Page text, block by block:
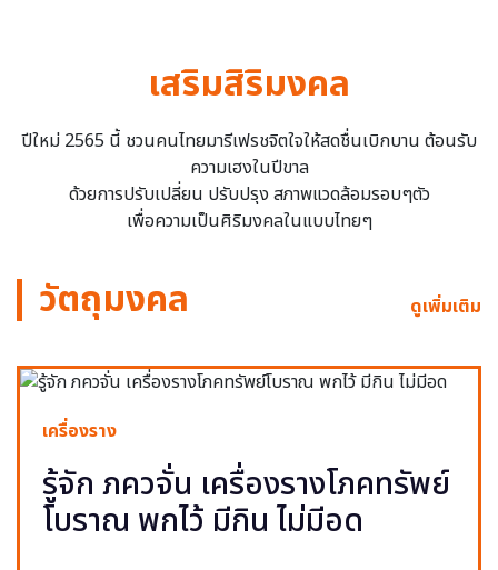
เสริมสิริมงคล
ปีใหม่ 2565 นี้ ชวนคนไทยมารีเฟรชจิตใจให้สดชื่นเบิกบาน ต้อนรับ
ความเฮงในปีขาล
ด้วยการปรับเปลี่ยน ปรับปรุง สภาพแวดล้อมรอบๆตัว
เพื่อความเป็นศิริมงคลในแบบไทยๆ
วัตถุมงคล ดูเพิ่มเติม
เครื่องราง
รู้จัก ภควจั่น เครื่องรางโภคทรัพย์
โบราณ พกไว้ มีกิน ไม่มีอด